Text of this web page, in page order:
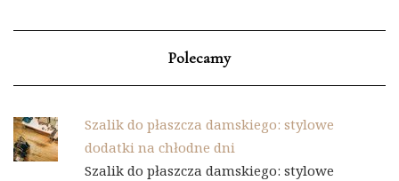
Polecamy
Szalik do płaszcza damskiego: stylowe
dodatki na chłodne dni
Szalik do płaszcza damskiego: stylowe